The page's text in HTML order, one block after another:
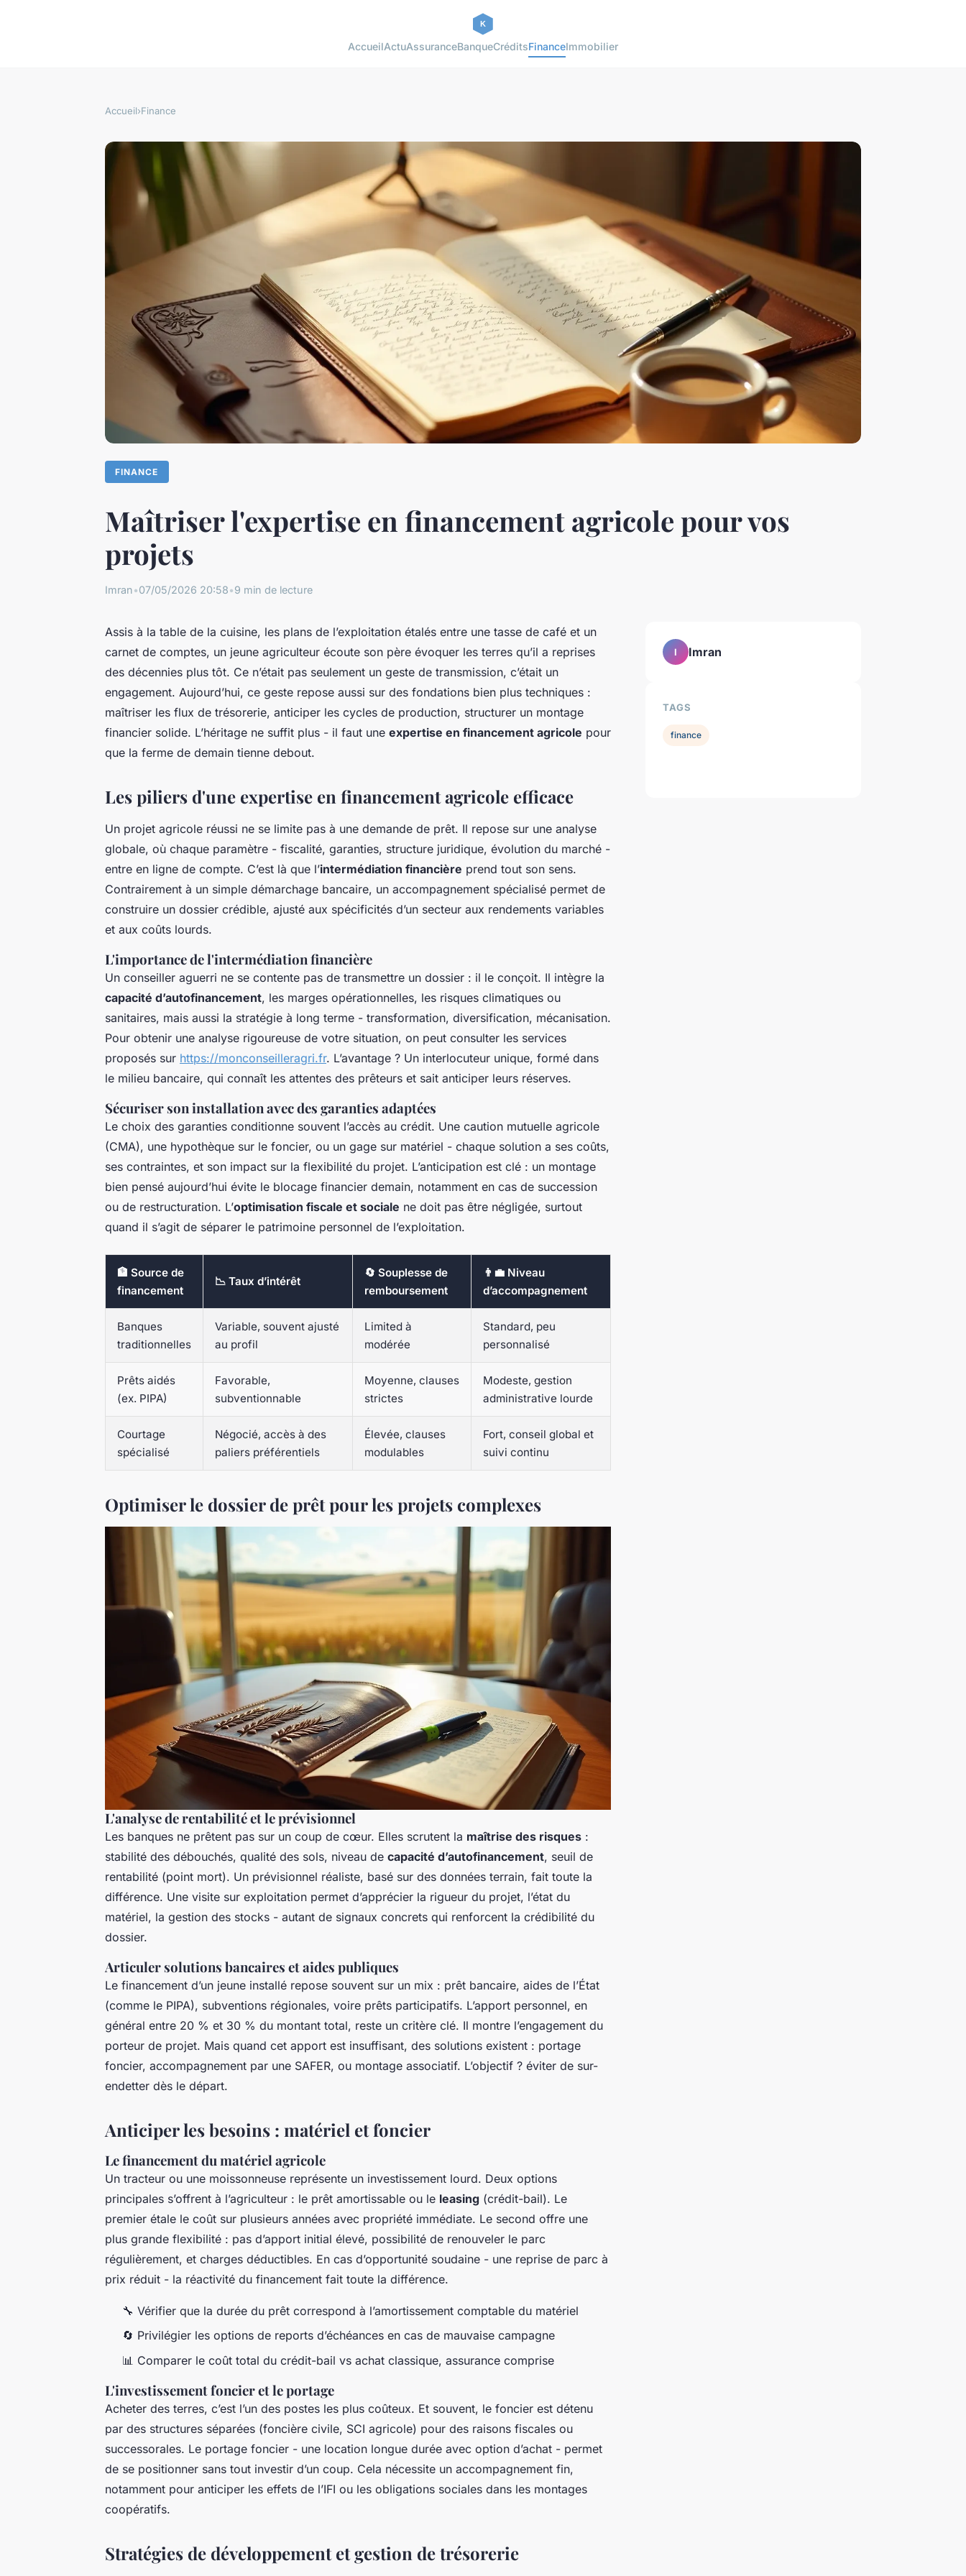
AccueilActuAssuranceBanqueCréditsFinanceImmobilier
Accueil›Finance
FINANCE
Maîtriser l'expertise en financement agricole pour vos
projets
Imran•07/05/2026 20:58•9 min de lecture
Assis à la table de la cuisine, les plans de l’exploitation étalés entre une tasse de café et un
carnet de comptes, un jeune agriculteur écoute son père évoquer les terres qu’il a reprises
des décennies plus tôt. Ce n’était pas seulement un geste de transmission, c’était un
engagement. Aujourd’hui, ce geste repose aussi sur des fondations bien plus techniques :
maîtriser les flux de trésorerie, anticiper les cycles de production, structurer un montage
financier solide. L’héritage ne suffit plus - il faut une expertise en financement agricole pour
que la ferme de demain tienne debout.
Les piliers d'une expertise en financement agricole efficace
Un projet agricole réussi ne se limite pas à une demande de prêt. Il repose sur une analyse
globale, où chaque paramètre - fiscalité, garanties, structure juridique, évolution du marché -
entre en ligne de compte. C’est là que l’intermédiation financière prend tout son sens.
Contrairement à un simple démarchage bancaire, un accompagnement spécialisé permet de
construire un dossier crédible, ajusté aux spécificités d’un secteur aux rendements variables
et aux coûts lourds.
L'importance de l'intermédiation financière
Un conseiller aguerri ne se contente pas de transmettre un dossier : il le conçoit. Il intègre la
capacité d’autofinancement, les marges opérationnelles, les risques climatiques ou
sanitaires, mais aussi la stratégie à long terme - transformation, diversification, mécanisation.
Pour obtenir une analyse rigoureuse de votre situation, on peut consulter les services
proposés sur https://monconseilleragri.fr. L’avantage ? Un interlocuteur unique, formé dans
le milieu bancaire, qui connaît les attentes des prêteurs et sait anticiper leurs réserves.
Sécuriser son installation avec des garanties adaptées
Le choix des garanties conditionne souvent l’accès au crédit. Une caution mutuelle agricole
(CMA), une hypothèque sur le foncier, ou un gage sur matériel - chaque solution a ses coûts,
ses contraintes, et son impact sur la flexibilité du projet. L’anticipation est clé : un montage
bien pensé aujourd’hui évite le blocage financier demain, notamment en cas de succession
ou de restructuration. L’optimisation fiscale et sociale ne doit pas être négligée, surtout
quand il s’agit de séparer le patrimoine personnel de l’exploitation.
🏦 Source de
financement
📉 Taux d’intérêt
🔄 Souplesse de
remboursement
👨‍💼 Niveau
d’accompagnement
Banques
traditionnelles
Variable, souvent ajusté
au profil
Limited à
modérée
Standard, peu
personnalisé
Prêts aidés
(ex. PIPA)
Favorable,
subventionnable
Moyenne, clauses
strictes
Modeste, gestion
administrative lourde
Courtage
spécialisé
Négocié, accès à des
paliers préférentiels
Élevée, clauses
modulables
Fort, conseil global et
suivi continu
Optimiser le dossier de prêt pour les projets complexes
L'analyse de rentabilité et le prévisionnel
Les banques ne prêtent pas sur un coup de cœur. Elles scrutent la maîtrise des risques :
stabilité des débouchés, qualité des sols, niveau de capacité d’autofinancement, seuil de
rentabilité (point mort). Un prévisionnel réaliste, basé sur des données terrain, fait toute la
différence. Une visite sur exploitation permet d’apprécier la rigueur du projet, l’état du
matériel, la gestion des stocks - autant de signaux concrets qui renforcent la crédibilité du
dossier.
Articuler solutions bancaires et aides publiques
Le financement d’un jeune installé repose souvent sur un mix : prêt bancaire, aides de l’État
(comme le PIPA), subventions régionales, voire prêts participatifs. L’apport personnel, en
général entre 20 % et 30 % du montant total, reste un critère clé. Il montre l’engagement du
porteur de projet. Mais quand cet apport est insuffisant, des solutions existent : portage
foncier, accompagnement par une SAFER, ou montage associatif. L’objectif ? éviter de sur-
endetter dès le départ.
Anticiper les besoins : matériel et foncier
Le financement du matériel agricole
Un tracteur ou une moissonneuse représente un investissement lourd. Deux options
principales s’offrent à l’agriculteur : le prêt amortissable ou le leasing (crédit-bail). Le
premier étale le coût sur plusieurs années avec propriété immédiate. Le second offre une
plus grande flexibilité : pas d’apport initial élevé, possibilité de renouveler le parc
régulièrement, et charges déductibles. En cas d’opportunité soudaine - une reprise de parc à
prix réduit - la réactivité du financement fait toute la différence.
🔧 Vérifier que la durée du prêt correspond à l’amortissement comptable du matériel
🔄 Privilégier les options de reports d’échéances en cas de mauvaise campagne
📊 Comparer le coût total du crédit-bail vs achat classique, assurance comprise
L'investissement foncier et le portage
Acheter des terres, c’est l’un des postes les plus coûteux. Et souvent, le foncier est détenu
par des structures séparées (foncière civile, SCI agricole) pour des raisons fiscales ou
successorales. Le portage foncier - une location longue durée avec option d’achat - permet
de se positionner sans tout investir d’un coup. Cela nécessite un accompagnement fin,
notamment pour anticiper les effets de l’IFI ou les obligations sociales dans les montages
coopératifs.
Stratégies de développement et gestion de trésorerie
I Imran
TAGS
finance